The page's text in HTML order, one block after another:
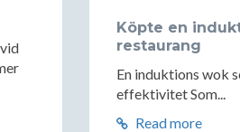
Köpte en
restaurang
En induktions wok
effektivitet Som...
Read more